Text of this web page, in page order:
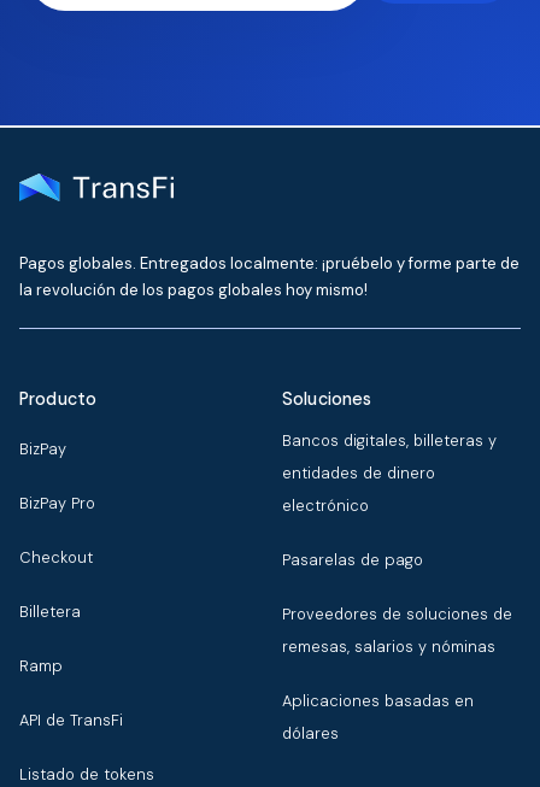
Pagos globales. Entregados localmente: ¡pruébelo y forme parte de
la revolución de los pagos globales hoy mismo!
Producto
BizPay
BizPay Pro
Checkout
Billetera
Ramp
API de TransFi
Listado de tokens
Soluciones
Bancos digitales, billeteras y
entidades de dinero
electrónico
Pasarelas de pago
Proveedores de soluciones de
remesas, salarios y nóminas
Aplicaciones basadas en
dólares